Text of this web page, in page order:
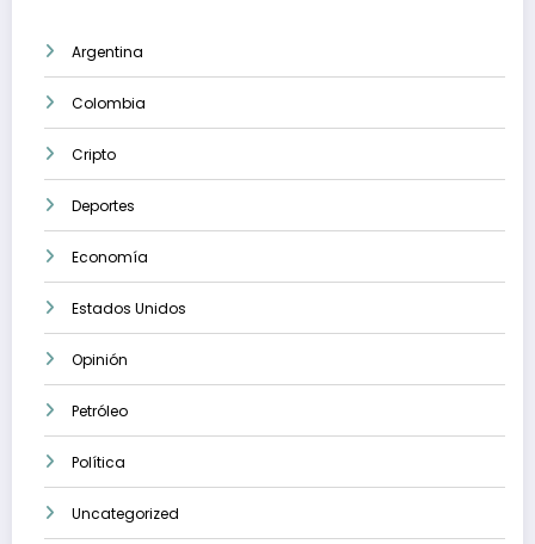
Argentina
Colombia
Cripto
Deportes
Economía
Estados Unidos
Opinión
Petróleo
Política
Uncategorized